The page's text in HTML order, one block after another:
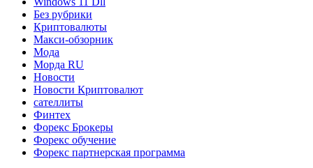
Без рубрики
Криптовалюты
Макси-обзорник
Мода
Морда RU
Новости
Новости Криптовалют
сателлиты
Финтех
Форекс Брокеры
Форекс обучение
Форекс партнерская программа